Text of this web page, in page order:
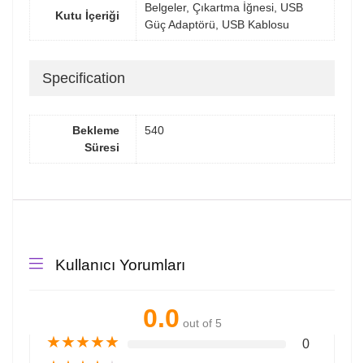
Kutu İçeriği
Belgeler, Çıkartma İğnesi, USB
Güç Adaptörü, USB Kablosu
Specification
Bekleme
Süresi
540
Kullanıcı Yorumları
0.0 out of 5
★★★★★ 0